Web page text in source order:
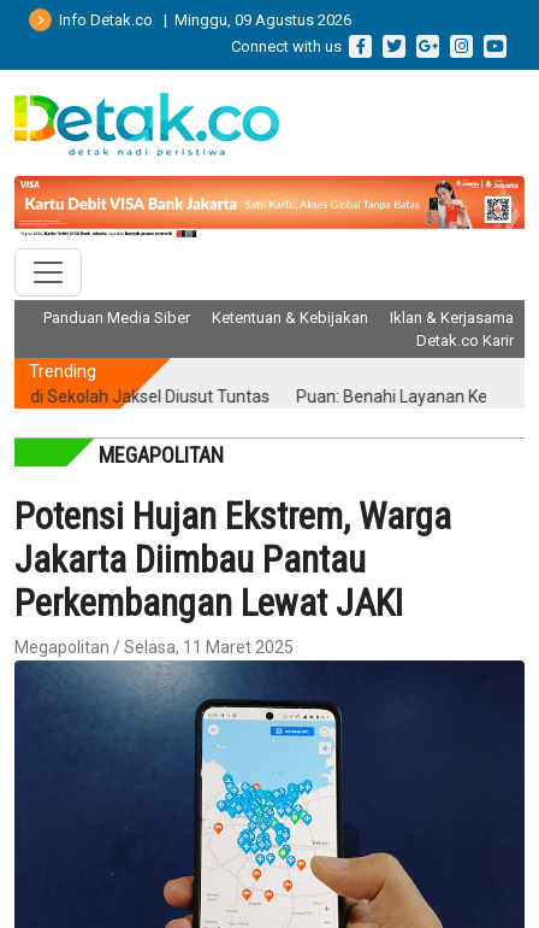
Info Detak.co | Minggu, 09 Agustus 2026
Connect with us
Panduan Media Siber Ketentuan & Kebijakan
Iklan & Kerjasama
Detak.co Karir
Trending
Jaksel Diusut Tuntas Puan: Benahi Layanan Kesehatan
MEGAPOLITAN
Potensi Hujan Ekstrem, Warga
Jakarta Diimbau Pantau
Perkembangan Lewat JAKI
Megapolitan / Selasa, 11 Maret 2025